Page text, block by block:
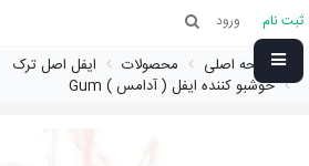
ثبت نام ورود
صفحه اصلی محصولات
ایفل اصل ترک
خوشبو کننده ایفل ( آدامس ) Gum